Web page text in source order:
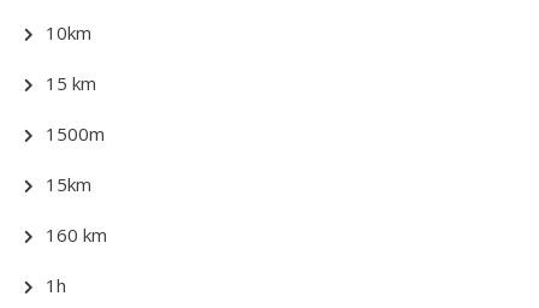
10km
15 km
1500m
15km
160 km
1h